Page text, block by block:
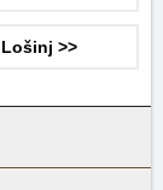
>>